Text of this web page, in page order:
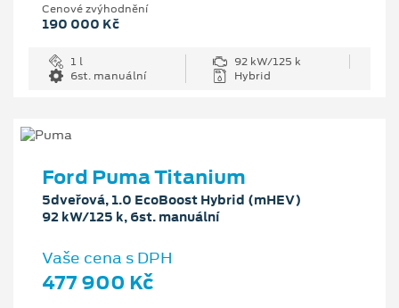
Cenové zvýhodnění
190 000 Kč
1 l
92 kW/125 k
6st. manuální
Hybrid
Ford Puma Titanium
5dveřová, 1.0 EcoBoost Hybrid (mHEV)
92 kW/125 k, 6st. manuální
Vaše cena s DPH
477 900 Kč